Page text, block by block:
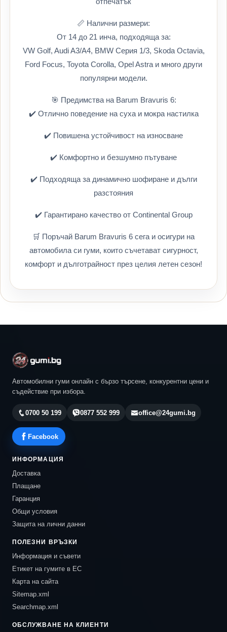
📏 Налични размери:
От 14 до 21 инча, подходяща за:
VW Golf, Audi A3/A4, BMW Серия 1/3, Skoda Octavia,
Ford Focus, Toyota Corolla, Opel Astra и много други
популярни модели.
🎯 Предимства на Barum Bravuris 6:
✔️ Отлично поведение на суха и мокра настилка
✔️ Повишена устойчивост на износване
✔️ Комфортно и безшумно пътуване
✔️ Подходяща за динамично шофиране и дълги
разстояния
✔️ Гарантирано качество от Continental Group
🛒 Поръчай Barum Bravuris 6 сега и осигури на
автомобила си гуми, които съчетават сигурност,
комфорт и дълготрайност през целия летен сезон!
Автомобилни гуми онлайн с бързо търсене, конкурентни цени и
съдействие при избора.
0700 50 199 0877 552 999 office@24gumi.bg
Facebook
ИНФОРМАЦИЯ
Доставка
Плащане
Гаранция
Общи условия
Защита на лични данни
ПОЛЕЗНИ ВРЪЗКИ
Информация и съвети
Етикет на гумите в ЕС
Карта на сайта
Sitemap.xml
Searchmap.xml
ОБСЛУЖВАНЕ НА КЛИЕНТИ